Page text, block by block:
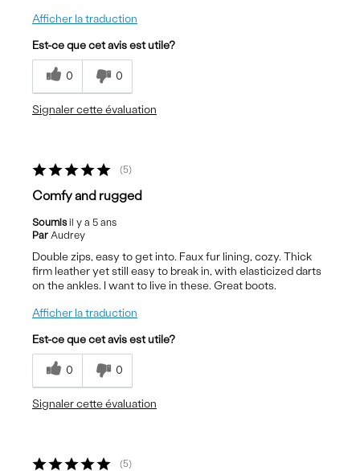
Afficher la traduction
Est-ce que cet avis est utile?
0 0
Signaler cette évaluation
5
Comfy and rugged
Soumisil y a 5 ans
Par Audrey
Double zips, easy to get into. Faux fur lining, cozy. Thick
firm leather yet still easy to break in, with elasticized darts
on the ankles. I want to live in these. Great boots.
Afficher la traduction
Est-ce que cet avis est utile?
0 0
Signaler cette évaluation
5